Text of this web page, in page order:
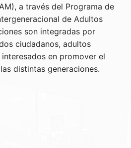
a través del Programa de
de Adultos
son integradas por
ciudadanos, adultos
en promover el
distintas generaciones.